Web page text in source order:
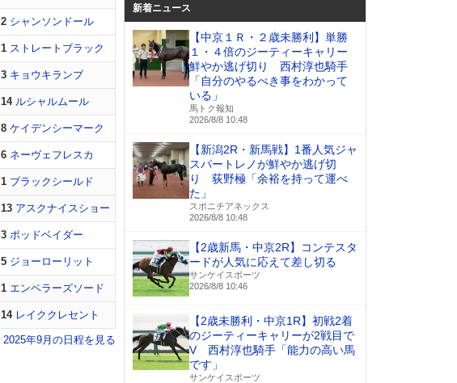
2 シャンソンドール
1 ストレートブラック
3 キョウキランブ
14 ルシャルムール
8 ケイデンシーマーク
6 ネーヴェフレスカ
1 ブラックシールド
13 アスクナイスショー
3 ポッドベイダー
5 ジョーローリット
1 エンペラーズソード
14 レイククレセント
2025年9月の日程を見る
新着ニュース
【中京１Ｒ・２歳未勝利】単勝
１・４倍のジーティーキャリー
鮮やか逃げ切り 西村淳也騎手
「自分のやるべき事をわかって
いる」
馬トク報知
2026/8/8 10:48
【新潟2R・新馬戦】1番人気ジャ
スパートレノが鮮やか逃げ切
り 荻野極「余裕を持って運べ
た」
スポニチアネックス
2026/8/8 10:48
【2歳新馬・中京2R】コンテスタ
ードが人気に応えて差し切る
サンケイスポーツ
2026/8/8 10:46
【2歳未勝利・中京1R】初戦2着
のジーティーキャリーが2戦目で
V 西村淳也騎手「能力の高い馬
です」
サンケイスポーツ